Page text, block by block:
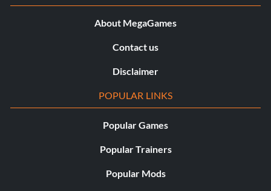
About MegaGames
Contact us
Disclaimer
POPULAR LINKS
Popular Games
Popular Trainers
Popular Mods